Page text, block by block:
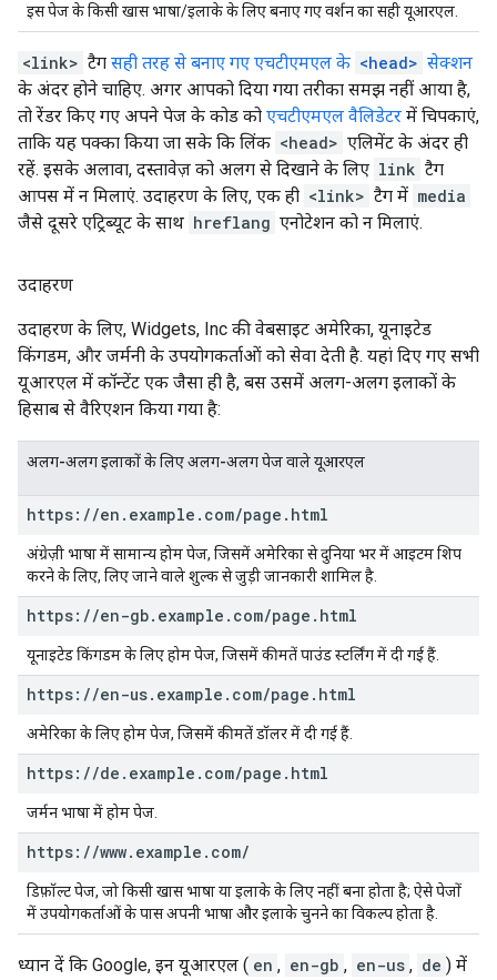
इस पेज के किसी खास भाषा/इलाके के लिए बनाए गए वर्शन का सही यूआरएल.
<link> टैग सही तरह से बनाए गए एचटीएमएल के <head> सेक्शन
के अंदर होने चाहिए. अगर आपको दिया गया तरीका समझ नहीं आया है,
तो रेंडर किए गए अपने पेज के कोड को एचटीएमएल वैलिडेटर में चिपकाएं,
ताकि यह पक्का किया जा सके कि लिंक <head> एलिमेंट के अंदर ही
रहें. इसके अलावा, दस्तावेज़ को अलग से दिखाने के लिए link टैग
आपस में न मिलाएं. उदाहरण के लिए, एक ही <link> टैग में media
जैसे दूसरे एट्रिब्यूट के साथ hreflang एनोटेशन को न मिलाएं.
उदाहरण
उदाहरण के लिए, Widgets, Inc की वेबसाइट अमेरिका, यूनाइटेड
किंगडम, और जर्मनी के उपयोगकर्ताओं को सेवा देती है. यहां दिए गए सभी
यूआरएल में कॉन्टेंट एक जैसा ही है, बस उसमें अलग-अलग इलाकों के
हिसाब से वैरिएशन किया गया है:
अलग-अलग इलाकों के लिए अलग-अलग पेज वाले यूआरएल
https: //en . example . com/page . html
अंग्रेज़ी भाषा में सामान्य होम पेज, जिसमें अमेरिका से दुनिया भर में आइटम शिप
करने के लिए, लिए जाने वाले शुल्क से जुड़ी जानकारी शामिल है.
https: //en-gb. example . com/page . html
यूनाइटेड किंगडम के लिए होम पेज, जिसमें कीमतें पाउंड स्टर्लिंग में दी गई हैं.
https: //en-us. example . com/page . html
अमेरिका के लिए होम पेज, जिसमें कीमतें डॉलर में दी गई हैं.
https: //de . example . com/page . html
जर्मन भाषा में होम पेज.
https: //www. example . com/
डिफ़ॉल्ट पेज, जो किसी खास भाषा या इलाके के लिए नहीं बना होता है; ऐसे पेजों
में उपयोगकर्ताओं के पास अपनी भाषा और इलाके चुनने का विकल्प होता है.
ध्यान दें कि Google, इन यूआरएल ( en , en-gb , en-us , de ) में